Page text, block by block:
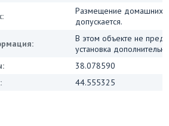
Размещение домашних
допускается.
В этом объекте не
установка
38.078590
44.555325